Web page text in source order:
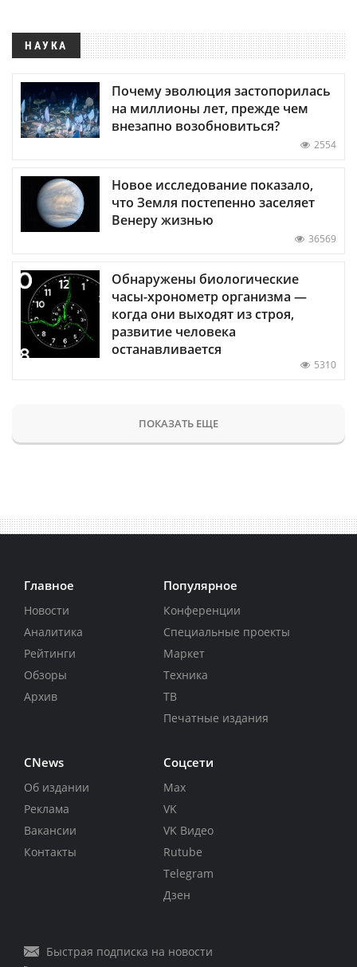
НАУКА
Почему эволюция застопорилась
на миллионы лет, прежде чем
внезапно возобновиться?
2554
Новое исследование показало,
что Земля постепенно заселяет
Венеру жизнью
36569
Обнаружены биологические
часы-хронометр организма —
когда они выходят из строя,
развитие человека
останавливается
5310
ПОКАЗАТЬ ЕЩЕ
Главное
Новости
Аналитика
Рейтинги
Обзоры
Архив
Популярное
Конференции
Специальные проекты
Маркет
Техника
ТВ
Печатные издания
CNews
Об издании
Реклама
Вакансии
Контакты
Соцсети
Max
VK
VK Видео
Rutube
Telegram
Дзен
Быстрая подписка на новости